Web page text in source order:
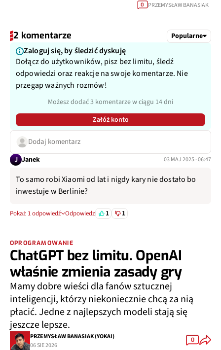
0 PRZEMYSŁAW BANASIAK
2 komentarze Popularne
Zaloguj się, by śledzić dyskuję
Dołącz do użytkowników, pisz bez limitu, śledź
odpowiedzi oraz reakcje na swoje komentarze. Nie
przegap ważnych rozmów!
Możesz dodać 3 komentarze w ciągu 14 dni
Załóż konto
Dodaj komentarz
J Janek 03 MAJ 2025 · 06:47
To samo robi Xiaomi od lat i nigdy kary nie dostało bo
inwestuje w Berlinie?
Pokaż 1 odpowiedź Odpowiedz 1 1
OPROGRAMOWANIE
ChatGPT bez limitu. OpenAI
właśnie zmienia zasady gry
Mamy dobre wieści dla fanów sztucznej
inteligencji, którzy niekoniecznie chcą za nią
płacić. Jedne z najlepszych modeli stają się
jeszcze lepsze.
PRZEMYSŁAW BANASIAK (YOKAI)
06 SIE 2026
0